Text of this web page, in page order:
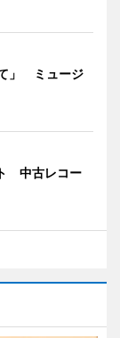
」 ミュージ
中古レコー